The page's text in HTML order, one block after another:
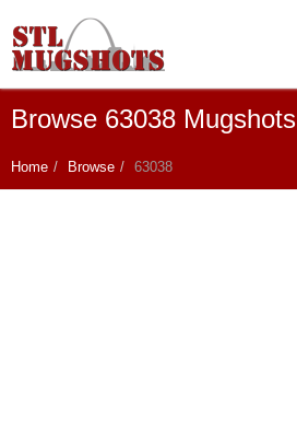
Browse 63038 Mugshots
Home Browse 63038